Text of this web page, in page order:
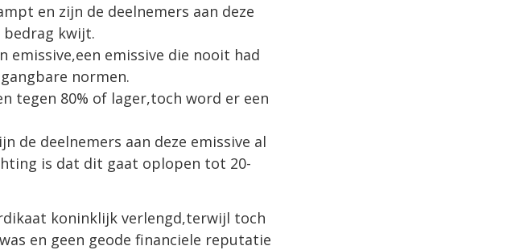
en zijn de deelnemers aan deze
bedrag kwijt.
emissive,een emissive die nooit had
normen.
tegen 80% of lager,toch word er een
de deelnemers aan deze emissive al
is dat dit gaat oplopen tot 20-
koninklijk verlengd,terwijl toch
en geen geode financiele reputatie